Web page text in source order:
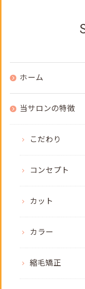
ホーム
当サロンの特徴
こだわり
コンセプト
カット
カラー
縮毛矯正